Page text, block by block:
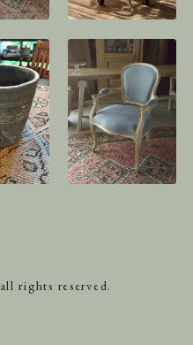
rights reserved.